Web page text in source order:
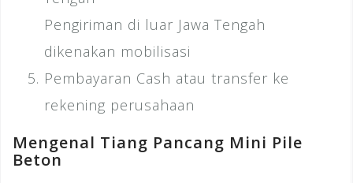
Pengiriman di luar Jawa Tengah
dikenakan mobilisasi
Pembayaran Cash atau transfer ke
rekening perusahaan
Mengenal Tiang Pancang Mini Pile
Beton